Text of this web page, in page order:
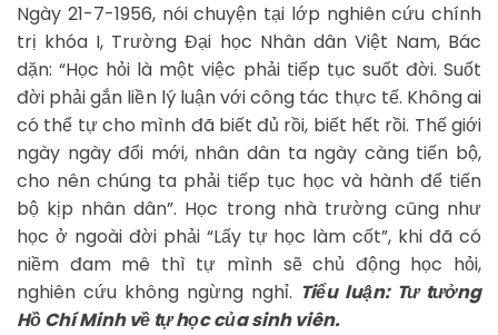
Ngày 21-7-1956, nói chuyện tại lớp nghiên cứu chính
trị khóa I, Trường Đại học Nhân dân Việt Nam, Bác
dặn: “Học hỏi là một việc phải tiếp tục suốt đời. Suốt
đời phải gắn liền lý luận với công tác thực tế. Không ai
có thể tự cho mình đã biết đủ rồi, biết hết rồi. Thế giới
ngày ngày đổi mới, nhân dân ta ngày càng tiến bộ,
cho nên chúng ta phải tiếp tục học và hành để tiến
bộ kịp nhân dân”. Học trong nhà trường cũng như
học ở ngoài đời phải “Lấy tự học làm cốt”, khi đã có
niềm đam mê thì tự mình sẽ chủ động học hỏi,
nghiên cứu không ngừng nghỉ. Tiểu luận: Tư tưởng
Hồ Chí Minh về tự học của sinh viên.